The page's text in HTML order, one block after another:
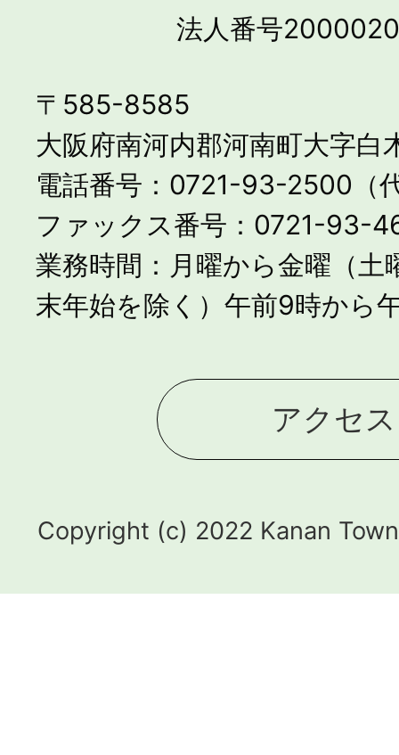
法人番号
〒585-8585
大阪府南河内郡河南町大字白
電話番号：0721-93-2500（
ファックス番号：0721-93-
業務時間：月曜から金曜（土
末年始を除く）午前9時から
アクセス
Copyright (c) 2022 Kanan